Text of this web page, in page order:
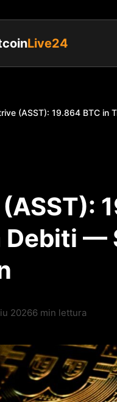
Live24
(ASST): 19.864 BTC in
Debiti —
20266 min lettura